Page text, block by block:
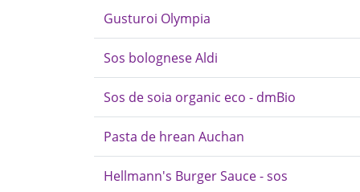
Gusturoi Olympia
Sos bolognese Aldi
Sos de soia organic eco - dmBio
Pasta de hrean Auchan
Hellmann's Burger Sauce - sos